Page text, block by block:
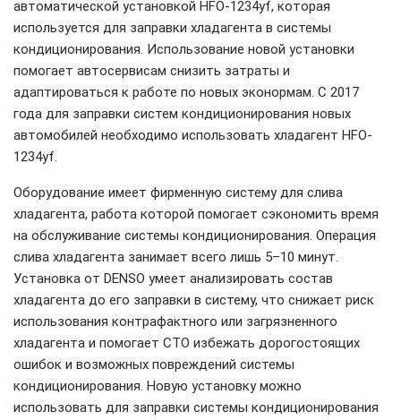
автоматической установкой HFO-1234yf, которая
используется для заправки хладагента в системы
кондиционирования. Использование новой установки
помогает автосервисам снизить затраты и
адаптироваться к работе по новых эконормам. С 2017
года для заправки систем кондиционирования новых
автомобилей необходимо использовать хладагент HFO-
1234yf.
Оборудование имеет фирменную систему для слива
хладагента, работа которой помогает сэкономить время
на обслуживание системы кондиционирования. Операция
слива хладагента занимает всего лишь 5–10 минут.
Установка от DENSO умеет анализировать состав
хладагента до его заправки в систему, что снижает риск
использования контрафактного или загрязненного
хладагента и помогает СТО избежать дорогостоящих
ошибок и возможных повреждений системы
кондиционирования. Новую установку можно
использовать для заправки системы кондиционирования